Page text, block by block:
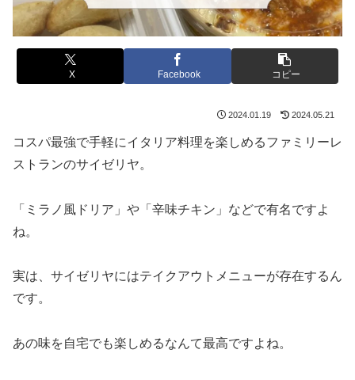
X Facebook コピー
2024.01.19 2024.05.21
コスパ最強で手軽にイタリア料理を楽しめるファミリーレ
ストランのサイゼリヤ。
「ミラノ風ドリア」や「辛味チキン」などで有名ですよ
ね。
実は、サイゼリヤにはテイクアウトメニューが存在するん
です。
あの味を自宅でも楽しめるなんて最高ですよね。